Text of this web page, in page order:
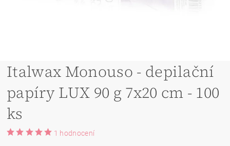
Italwax Monouso - depilační
papíry LUX 90 g 7x20 cm - 100
ks
1 hodnocení